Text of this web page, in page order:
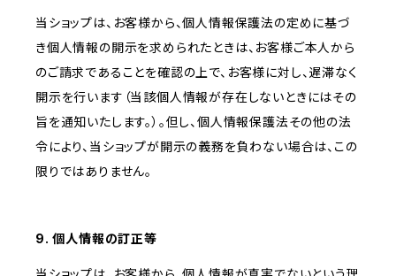
当ショップは、お客様から、個人情報保護法の定めに基づ
き個人情報の開示を求められたときは、お客様ご本人から
のご請求であることを確認の上で、お客様に対し、遅滞なく
開示を行います（当該個人情報が存在しないときにはその
旨を通知いたします。）。但し、個人情報保護法その他の法
令により、当ショップが開示の義務を負わない場合は、この
限りではありません。
9. 個人情報の訂正等